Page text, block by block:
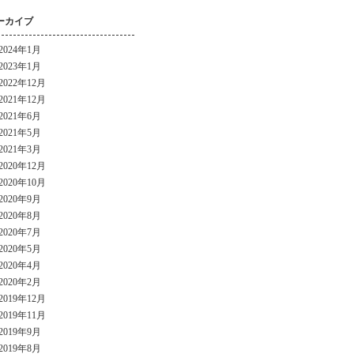
カイブ
年1月
年1月
年12月
年12月
年6月
年5月
年3月
年12月
年10月
年9月
年8月
年7月
年5月
年4月
年2月
年12月
年11月
年9月
年8月